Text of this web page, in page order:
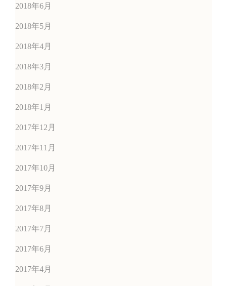
2018年6月
2018年5月
2018年4月
2018年3月
2018年2月
2018年1月
2017年12月
2017年11月
2017年10月
2017年9月
2017年8月
2017年7月
2017年6月
2017年4月